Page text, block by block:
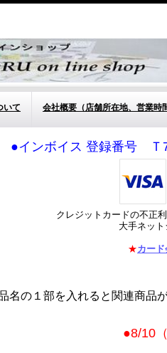
いて 会社概要（店舗所在地、営業時
●インボイス 登録番号 Ｔ
クレジットカードの不正
大手ネッ
★カード
品名の１部を入れると関連
●8/10